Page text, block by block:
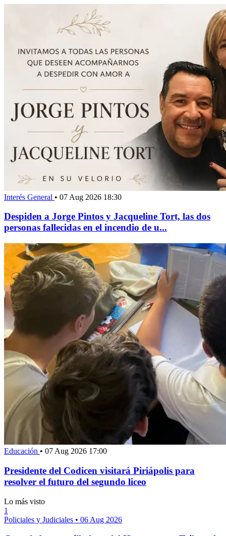
Interés General • 07 Aug 2026 18:30
Despiden a Jorge Pintos y Jacqueline Tort, las dos
personas fallecidas en el incendio de u...
Educación • 07 Aug 2026 17:00
Presidente del Codicen visitará Piriápolis para
resolver el futuro del segundo liceo
Lo más visto
1
Policiales y Judiciales • 06 Aug 2026